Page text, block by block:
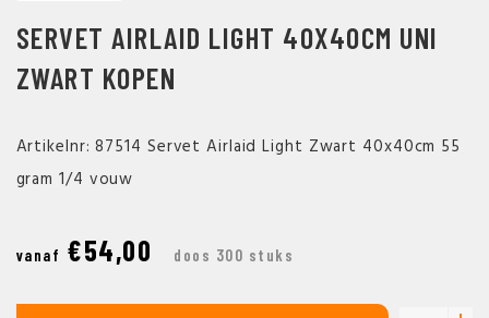
SERVET AIRLAID LIGHT 40X40CM UNI
ZWART KOPEN
Artikelnr: 87514 Servet Airlaid Light Zwart 40x40cm 55
gram 1/4 vouw
vanaf €54,00 doos 300 stuks